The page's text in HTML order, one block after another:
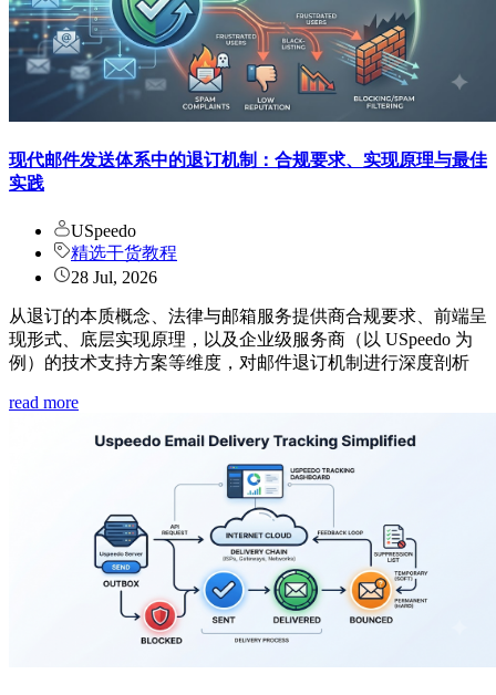
现代邮件发送体系中的退订机制：合规要求、实现原理与最佳
实践
USpeedo
精选干货教程
28 Jul, 2026
从退订的本质概念、法律与邮箱服务提供商合规要求、前端呈
现形式、底层实现原理，以及企业级服务商（以 USpeedo 为
例）的技术支持方案等维度，对邮件退订机制进行深度剖析
read more